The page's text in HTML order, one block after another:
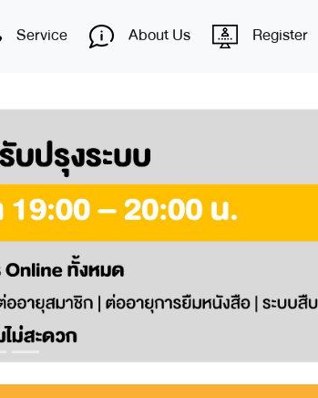
Service About Us Register